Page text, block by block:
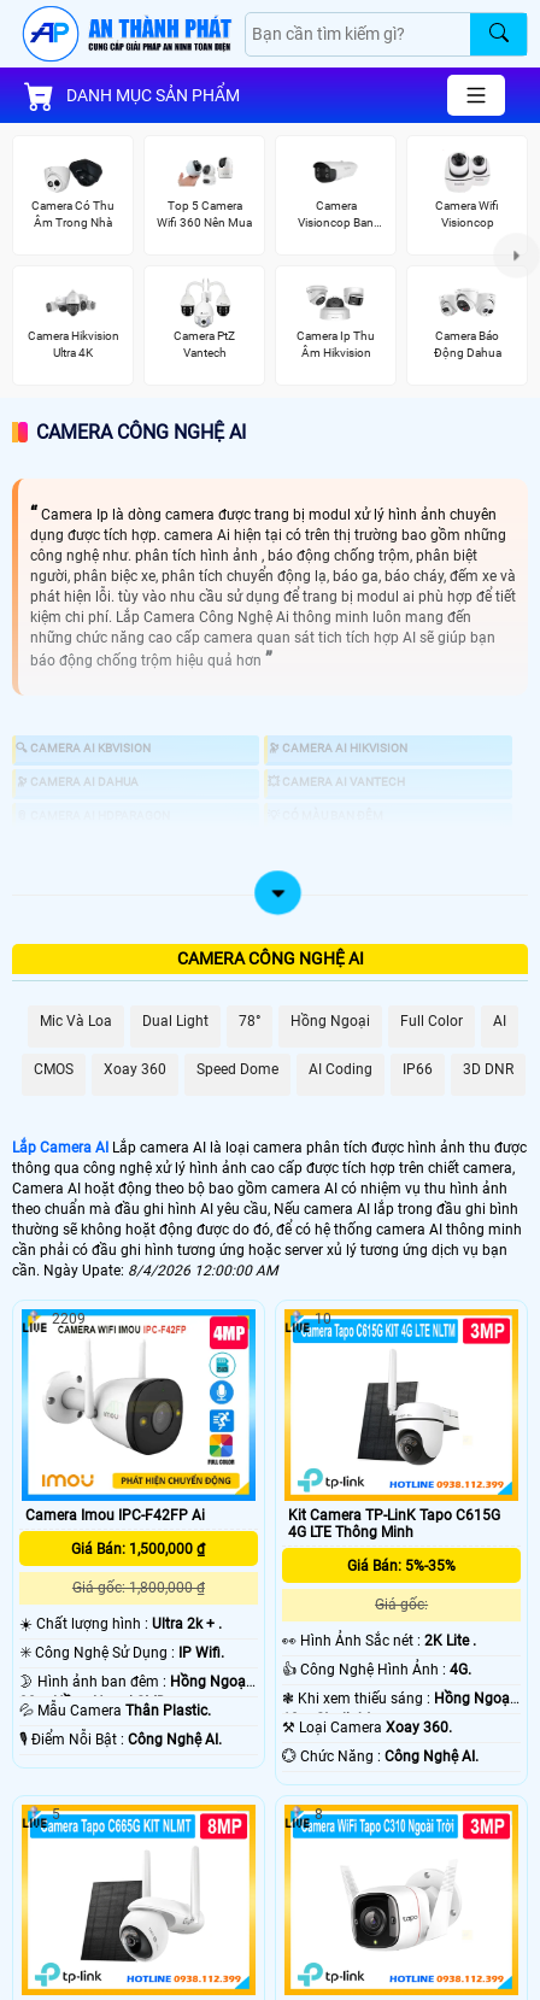
DANH MỤC SẢN PHẨM
Camera Có Thu
Âm Trong Nhà
Top 5 Camera
Wifi 360 Nên Mua
Camera
Visioncop Ban
Camera Wifi
Visioncop
Camera Hikvision
Ultra 4K
Camera PtZ
Vantech
Camera Ip Thu
Âm Hikvision
Camera Báo
Động Dahua
CAMERA CÔNG NGHỆ AI
Camera Ip là dòng camera được trang bị modul xử lý hình ảnh chuyên
dụng được tích hợp. camera Ai hiện tại có trên thị trường bao gồm những
công nghệ như. phân tích hình ảnh , báo động chống trộm, phân biệt
người, phân biệc xe, phân tích chuyển động lạ, báo ga, báo cháy, đếm xe và
phát hiện lỗi. tùy vào nhu cầu sử dụng để trang bị modul ai phù hợp để tiết
kiệm chi phí. Lắp Camera Công Nghệ Ai thông minh luôn mang đến
những chức năng cao cấp camera quan sát tich tích hợp AI sẽ giúp bạn
báo động chống trộm hiệu quả hơn
🔍 CAMERA AI KBVISION 🔭 CAMERA AI HIKVISION
🔭 CAMERA AI DAHUA 💥 CAMERA AI VANTECH
🎎 CHỐNG TRỘM CHUYÊN DỤNG
👁 CAMERA 4MP
♋ GIÁ LẮP CAMERA CÓ CÔNG NGHỆ AI
1.300.000 VNĐ AI Xoay Theo Chuyển Động
📶 Lắp Camera AI Wifi 360 Ngoài Trời
2.900.000 VNĐ Camera AI CB8
🌀 Camera AI Chuyên Dụng GIao Thông
Camera AI Dùng Giao Thông
🔭 Camera Sola Công Nghệ AI
10.300.000 VNĐ Camera Báo Động Thông Minh AI
📳 lắp camera AI có nhiều ứng dụng và mỗi công nghệ AI khác nhau và tùy
vào từng nhu cầu sử dụng của công nghê AI được sử dụng phù hợp. với
camera wifi ứng dụng gia đình thông thương chức năng AI chỉ phân tích
báo động chống trộm phù hợp hạn chế báo động giả, với camera wifi xoay
360 độ tích hợp AI thì sẽ theo giỏi đối tượng chuyển động phát ra âm
thanh cảnh báo ngoài ra với một số camera xoay 360 có zoom số thì
camera sẽ thi hình và zoom hình đối tượng cận cảnh.
👁️ Với những dự án lớn sử dụngcamera AI
cầu camera cần phải có kết nối dữ liệu cũng để phát huy hết ưu điểm của công
nghê AI tích hợp trong camera. Ví dụ với camera Giao Thông thì có thể thấy
biển số phân tích tốc độ, lấn tuyến dừng đỗ. với những chức năng có thể hoặt
động độc lập đơn giản được thiết kế sẵng trên camera, tuy nhiên để phát hiện
sai phạm cũng như tra cứu lịch sử xe thì cần phải có server hổ trợ dữ liệu thì
công nghệ AI mới đảm bảo hoặt động tốt. 💡
CAMERA CÔNG NGHỆ AI
Mic Và Loa Dual Light 78° Hồng Ngoại Full Color AI
CMOS Xoay 360 Speed Dome AI Coding IP66 3D DNR
Lắp Camera AI Lắp camera AI là loại camera phân tích được hình ảnh thu được
thông qua công nghệ xử lý hình ảnh cao cấp được tích hợp trên chiết camera,
Camera AI hoặt động theo bộ bao gồm camera AI có nhiệm vụ thu hình ảnh
theo chuẩn mà đầu ghi hình AI yêu cầu, Nếu camera AI lắp trong đầu ghi bình
thường sẽ không hoặt động được do đó, để có hệ thống camera AI thông minh
cần phải có đầu ghi hình tương ứng hoặc server xủ lý tương ứng dịch vụ bạn
cần. Ngày Upate: 8/4/2026 12:00:00 AM
Camera Imou IPC-F42FP Ai
Giá Bán: 1,500,000 ₫
Giá gốc: 1,800,000 ₫
☀️ Chất lượng hình : Ultra 2k + .
✳️ Công Nghệ Sử Dụng : IP Wifi.
🌛 Hình ảnh ban đêm : Hồng Ngoại
30m Hồng Ngoại SMD.
💦 Mẫu Camera Thân Plastic.
️🎙 Điểm Nỗi Bật : Công Nghệ AI.
2209
Kit Camera TP-LinK Tapo C615G
4G LTE Thông Minh
Giá Bán: 5%-35%
Giá gốc:
️👀 Hình Ảnh Sắc nét :2K Lite .
👍 Công Nghệ Hình Ảnh :4G.
❃ Khi xem thiếu sáng : Hồng Ngoại
10m Starlight.
⚒ Loại CameraXoay 360.
️💮 Chức Năng :Công Nghệ AI.
10
5 8